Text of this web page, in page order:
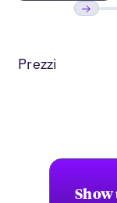
Prezzi
Show